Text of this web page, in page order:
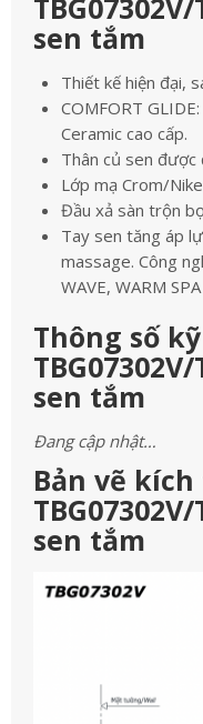
sen tắm
Thiết kế hiện đại,
COMFORT
Ceramic cao cấp.
Thân củ sen được
Lớp mạ Crom/
Đầu xả sàn trộn
Tay sen tăng áp
massage. Công
WAVE, WARM SPA
Thông số
sen tắm
Đang cập nhật…
Bản vẽ
sen tắm